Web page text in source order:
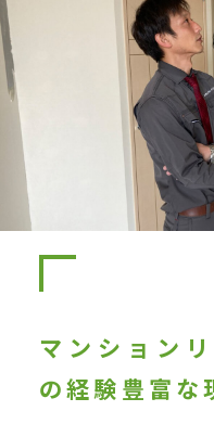
マンション
の経験豊富な